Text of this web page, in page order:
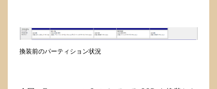
換装前のパーティション状況